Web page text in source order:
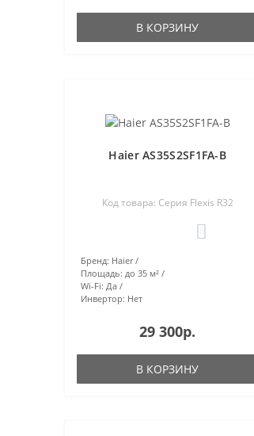
В КОРЗИНУ
Haier AS35S2SF1FA-B
Код товара: Серия Flexis R32
Бренд: Haier
Площадь: до 35 м²
Wi-Fi: Да
Инвертор: Нет
29 300р.
В КОРЗИНУ